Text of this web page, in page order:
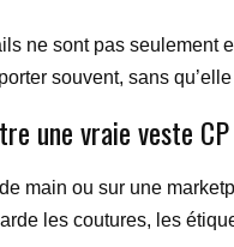
ne sont pas seulement
souvent, sans
une vraie veste
main ou sur une
les coutures, les